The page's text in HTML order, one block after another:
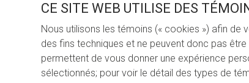
CE SITE WEB UTILISE DES
Nous utilisons les témoins (« cookies ») afin
des fins techniques et ne peuvent donc pas
permettent de vous donner une expérience
sélectionnés; pour voir le détail des types de